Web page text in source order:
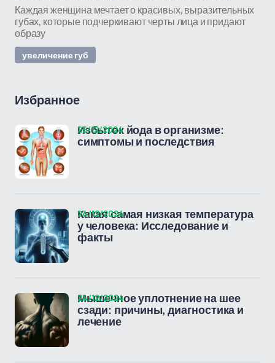
Каждая женщина мечтает о красивых, выразительных
губах, которые подчеркивают черты лица и придают
образу
увеличение губ
Избранное
Избыток йода в организме:
симптомы и последствия
25/12/2024
Какая самая низкая температура
у человека: Исследование и
факты
24/12/2024
Мышечное уплотнение на шее
сзади: причины, диагностика и
лечение
24/12/2024